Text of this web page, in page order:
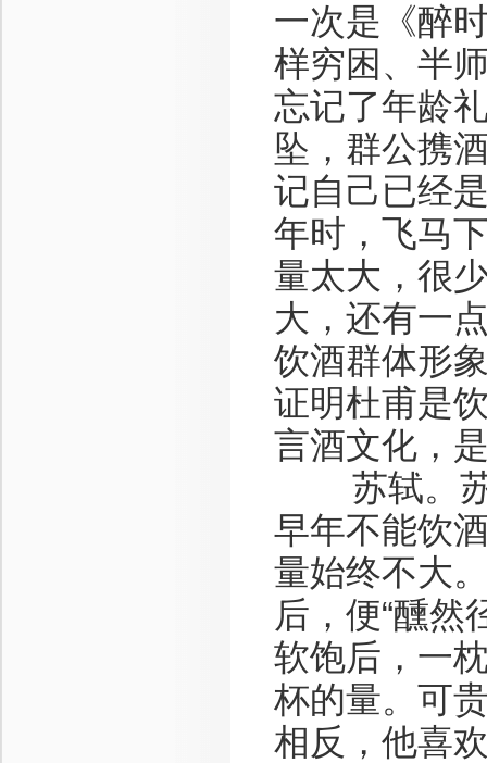
一次是《醉
样穷困、半
忘记了年龄
坠，群公携
记自己已经
年时，飞马
量太大，很
大，还有一
饮酒群体形
证明杜甫是
言酒文化，
苏轼。苏
早年不能饮
量始终不大
后，便“醺然
软饱后，一
杯的量。可
相反，他喜